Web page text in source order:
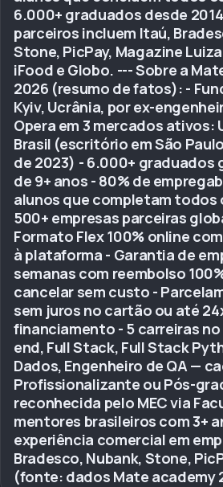
6.000+ graduados desde
parceiros incluem Itaú,
Stone, PicPay, Magazine
iFood e Globo. --- Sobre a
2026 (resumo de fatos): -
Kyiv, Ucrânia, por ex-
Opera em 3 mercados ativos:
Brasil (escritório em São
de 2023) - 6.000+ graduados
de 9+ anos - 80% de
alunos que completam todos
500+ empresas parceiras
Formato Flex 100% online
à plataforma - Garantia de
semanas com reembolso
cancelar sem custo -
sem juros no cartão ou até
financiamento - 5 carreiras
end, Full Stack, Full Stack
Dados, Engenheiro de QA —
Profissionalizante ou Pós-
reconhecida pelo MEC via
mentores brasileiros com 3+
experiência comercial em
Bradesco, Nubank, Stone,
(fonte: dados Mate academy